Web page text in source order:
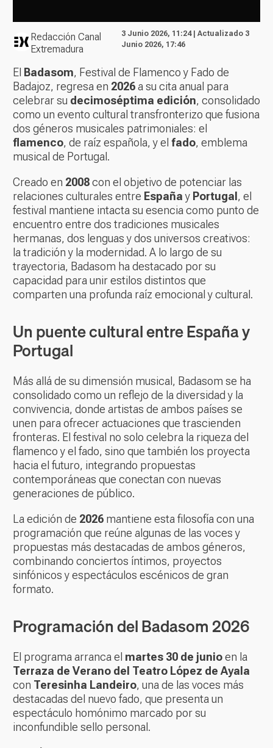
Redacción Canal
Extremadura
3 Junio 2026, 11:24 | Actualizado 3
Junio 2026, 17:46
El Badasom, Festival de Flamenco y Fado de
Badajoz, regresa en 2026a su cita anual para
celebrar su decimoséptima edición, consolidado
como un evento cultural transfronterizo que fusiona
dos géneros musicales patrimoniales: el
flamenco, de raíz española, y el fado, emblema
musical de Portugal.
Creado en 2008con el objetivo de potenciar las
relaciones culturales entre Españay Portugal , el
festival mantiene intacta su esencia como punto de
encuentro entre dos tradiciones musicales
hermanas, dos lenguas y dos universos creativos:
la tradición y la modernidad. A lo largo de su
trayectoria, Badasom ha destacado por su
capacidad para unir estilos distintos que
comparten una profunda raíz emocional y cultural.
Un puente cultural entre España y
Portugal
Más allá de su dimensión musical, Badasom se ha
consolidado como un reflejo de la diversidad y la
convivencia, donde artistas de ambos países se
unen para ofrecer actuaciones que trascienden
fronteras. El festival no solo celebra la riqueza del
flamenco y el fado, sino que también los proyecta
hacia el futuro, integrando propuestas
contemporáneas que conectan con nuevas
generaciones de público.
La edición de 2026 mantiene esta filosofía con una
programación que reúne algunas de las voces y
propuestas más destacadas de ambos géneros,
combinando conciertos íntimos, proyectos
sinfónicos y espectáculos escénicos de gran
formato.
Programación del Badasom 2026
El programa arranca el martes 30 de junioen la
Terraza de Verano del Teatro López de Ayala
con Teresinha Landeiro, una de las voces más
destacadas del nuevo fado, que presenta un
espectáculo homónimo marcado por su
inconfundible sello personal.